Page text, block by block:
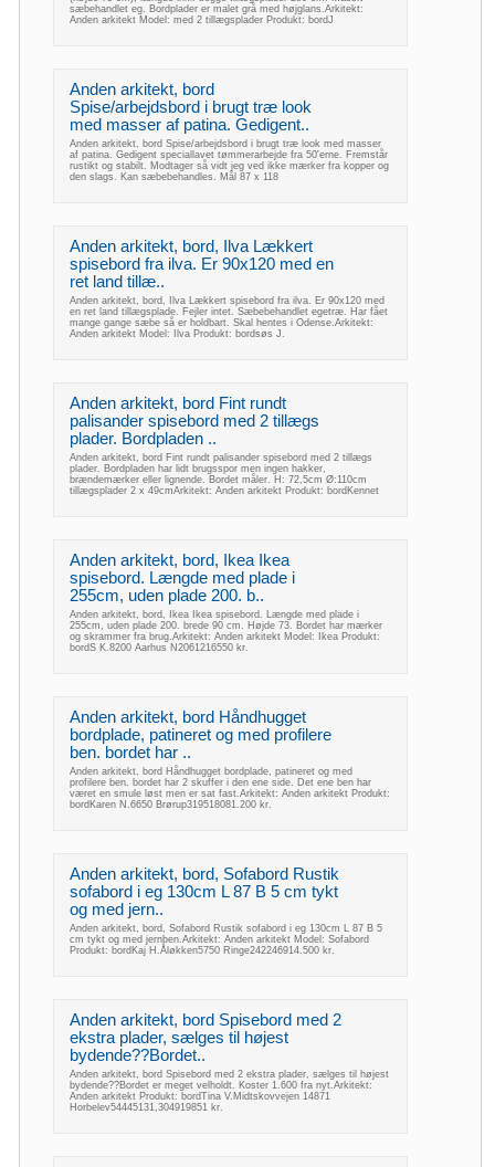
sæbehandlet eg. Bordplader er malet grå med højglans.Arkitekt:
Anden arkitekt Model: med 2 tillægsplader Produkt: bordJ
Anden arkitekt, bord
Spise/arbejdsbord i brugt træ look
med masser af patina. Gedigent..
Anden arkitekt, bord Spise/arbejdsbord i brugt træ look med masser
af patina. Gedigent speciallavet tømmerarbejde fra 50'erne. Fremstår
rustikt og stabilt. Modtager så vidt jeg ved ikke mærker fra kopper og
den slags. Kan sæbebehandles. Mål 87 x 118
Anden arkitekt, bord, Ilva Lækkert
spisebord fra ilva. Er 90x120 med en
ret land tillæ..
Anden arkitekt, bord, Ilva Lækkert spisebord fra ilva. Er 90x120 med
en ret land tillægsplade. Fejler intet. Sæbebehandlet egetræ. Har fået
mange gange sæbe så er holdbart. Skal hentes i Odense.Arkitekt:
Anden arkitekt Model: Ilva Produkt: bordsøs J.
Anden arkitekt, bord Fint rundt
palisander spisebord med 2 tillægs
plader. Bordpladen ..
Anden arkitekt, bord Fint rundt palisander spisebord med 2 tillægs
plader. Bordpladen har lidt brugsspor men ingen hakker,
brændemærker eller lignende. Bordet måler. H: 72,5cm Ø:110cm
tillægsplader 2 x 49cmArkitekt: Anden arkitekt Produkt: bordKennet
Anden arkitekt, bord, Ikea Ikea
spisebord. Længde med plade i
255cm, uden plade 200. b..
Anden arkitekt, bord, Ikea Ikea spisebord. Længde med plade i
255cm, uden plade 200. brede 90 cm. Højde 73. Bordet har mærker
og skrammer fra brug.Arkitekt: Anden arkitekt Model: Ikea Produkt:
bordS K.8200 Aarhus N2061216550 kr.
Anden arkitekt, bord Håndhugget
bordplade, patineret og med profilere
ben. bordet har ..
Anden arkitekt, bord Håndhugget bordplade, patineret og med
profilere ben. bordet har 2 skuffer i den ene side. Det ene ben har
været en smule løst men er sat fast.Arkitekt: Anden arkitekt Produkt:
bordKaren N.6650 Brørup319518081.200 kr.
Anden arkitekt, bord, Sofabord Rustik
sofabord i eg 130cm L 87 B 5 cm tykt
og med jern..
Anden arkitekt, bord, Sofabord Rustik sofabord i eg 130cm L 87 B 5
cm tykt og med jernben.Arkitekt: Anden arkitekt Model: Sofabord
Produkt: bordKaj H.Åløkken5750 Ringe242246914.500 kr.
Anden arkitekt, bord Spisebord med 2
ekstra plader, sælges til højest
bydende??Bordet..
Anden arkitekt, bord Spisebord med 2 ekstra plader, sælges til højest
bydende??Bordet er meget velholdt. Koster 1.600 fra nyt.Arkitekt:
Anden arkitekt Produkt: bordTina V.Midtskovvejen 14871
Horbelev54445131,304919851 kr.